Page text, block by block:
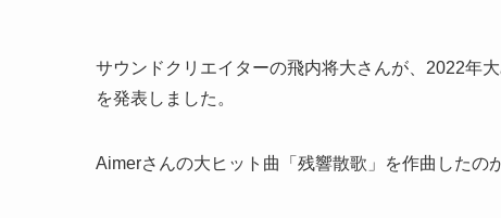
サウンドクリエイターの飛内将大さんが、2022年
を発表しました。
Aimerさんの大ヒット曲「残響散歌」を作曲した